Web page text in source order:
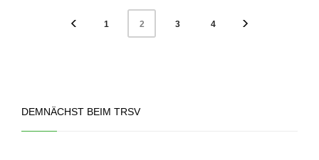
1 2 3 4
DEMNÄCHST BEIM TRSV